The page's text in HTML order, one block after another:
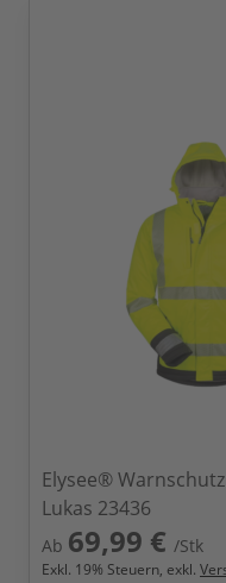
Elysee®
Lukas 23436
Ab 69,99 € /Stk
Exkl. 19% Steuern, exkl.